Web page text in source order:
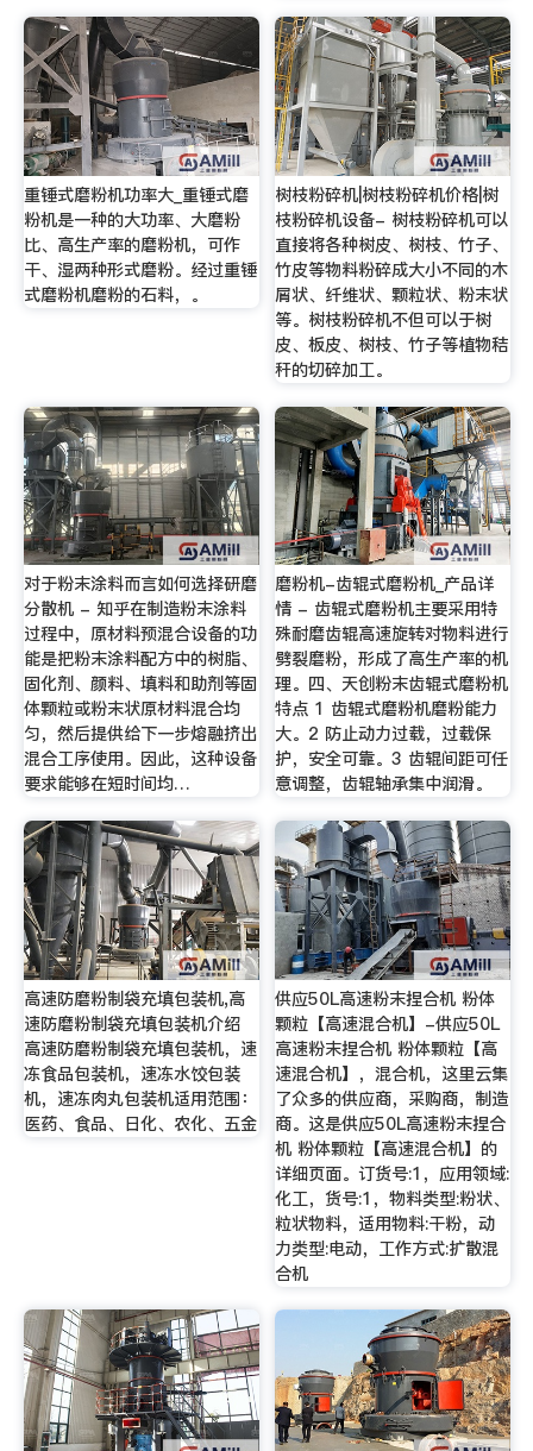
重锤式磨粉机功率大_重锤式磨
粉机是一种的大功率、大磨粉
比、高生产率的磨粉机，可作
干、湿两种形式磨粉。经过重锤
式磨粉机磨粉的石料，。
树枝粉碎机|树枝粉碎机价格|树
枝粉碎机设备- 树枝粉碎机可以
直接将各种树皮、树枝、竹子、
竹皮等物料粉碎成大小不同的木
屑状、纤维状、颗粒状、粉末状
等。树枝粉碎机不但可以于树
皮、板皮、树枝、竹子等植物秸
秆的切碎加工。
对于粉末涂料而言如何选择研磨
分散机 - 知乎在制造粉末涂料
过程中，原材料预混合设备的功
能是把粉末涂料配方中的树脂、
固化剂、颜料、填料和助剂等固
体颗粒或粉末状原材料混合均
匀，然后提供给下一步熔融挤出
混合工序使用。因此，这种设备
要求能够在短时间均…
磨粉机-齿辊式磨粉机_产品详
情 - 齿辊式磨粉机主要采用特
殊耐磨齿辊高速旋转对物料进行
劈裂磨粉，形成了高生产率的机
理。四、天创粉末齿辊式磨粉机
特点 1 齿辊式磨粉机磨粉能力
大。2 防止动力过载，过载保
护，安全可靠。3 齿辊间距可任
意调整，齿辊轴承集中润滑。
高速防磨粉制袋充填包装机,高
速防磨粉制袋充填包装机介绍
高速防磨粉制袋充填包装机，速
冻食品包装机，速冻水饺包装
机，速冻肉丸包装机适用范围：
医药、食品、日化、农化、五金
供应50L高速粉末捏合机 粉体
颗粒【高速混合机】-供应50L
高速粉末捏合机 粉体颗粒【高
速混合机】，混合机，这里云集
了众多的供应商，采购商，制造
商。这是供应50L高速粉末捏合
机 粉体颗粒【高速混合机】的
详细页面。订货号:1，应用领域:
化工，货号:1，物料类型:粉状、
粒状物料，适用物料:干粉，动
力类型:电动，工作方式:扩散混
合机